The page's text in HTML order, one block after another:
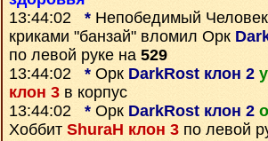
13:44:02 * Непобедимый Человек
криками "банзай" вломил Орк
по левой руке на 529
13:44:02 * Орк DarkRost клон 2
клон 3 в корпус
13:44:02 * Орк DarkRost клон 2
Хоббит ShuraH клон 3 по левой